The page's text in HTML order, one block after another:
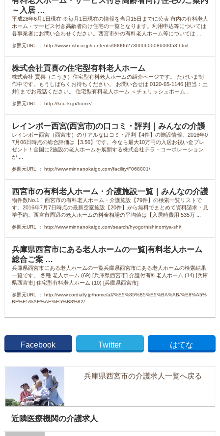
～入居 …
平成28年6月1日現在 ※毎月1日現在の情報を当月15日までに公表 市内の有料老人
ホーム・サービス付き高齢者向け住宅の一覧となります。利用申込等については
各事業者にお問い合わせください。西宮市外の有料老人ホーム等については ...
参照元URL ： http://www.nishi.or.jp/contents/0000627300060008600058.html
株式会社貢喜の住宅型有料老人ホーム
株式会社 貢喜（こうき）住宅型有料老人ホームの紹介ページです。 ただいま制
作中です。もうしばらくお待ちください。 お問い合せは 0120-65-1146 [担当：土
井] までお電話ください。 住宅型有料老人ホーム ＜チェリッシュホーム...
参照元URL ： http://kou-ki.jp/home/
レインボー西宮(西宮市)の口コミ・評判｜みんなの介護
レインボー西宮（西宮市）のリアルな口コミ・評判【4件】の施設情報。2016年0
7月06日時点の総合評価は【3.56】です。今なら最大10万円の入居お祝い金プレ
ゼント！全国に2施設の老人ホームを展開する株式会社テラ・コーポレーション
が ...
参照元URL ： http://www.minnanokaigo.com/facility/F068001/
西宮市の有料老人ホーム・介護施設一覧｜みんなの介護
物件数No.1！西宮市の有料老人ホーム・介護施設【79件】の検索一覧リストで
す。2016年7月7日時点の最新空室施設【20件】から無料でまとめて資料請求・見
学予約。西宮市周辺の老人ホームの料金相場の平均値は【入居時費用 535万 ...
参照元URL ： http://www.minnanokaigo.com/search/hyogo/nishinomiya-shi/
兵庫県西宮市にある老人ホームの一覧|有料老人ホーム
総合ご案 …
兵庫県西宮市にある老人ホームの一覧兵庫県西宮市にある老人ホームの検索結果
一覧です。 各種 老人ホーム (69) [兵庫県西宮市] 介護付有料老人ホーム (14) [兵庫
県西宮市] 住宅型有料老人ホーム (10) [兵庫県西宮市]
参照元URL ： http://www.cordially.jp/home/all/%E5%85%B5%E5%BA%AB/%E8%A5%
BF%E5%AE%AE%E5%B8%82/
Facebook Twitter はてな
兵庫県西宮市の介護求人一覧へ戻る
近隣医療機関の介護求人